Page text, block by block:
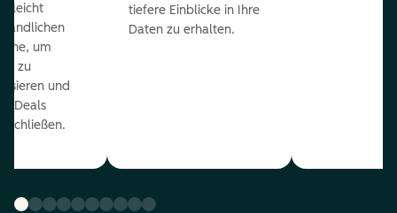
leicht
um
zu
und
Deals
tiefere Einblicke in Ihre
Daten zu erhalten.